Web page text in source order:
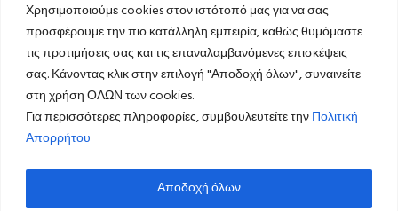
Χρησιμοποιούμε cookies στον ιστότοπό μας για να σας
προσφέρουμε την πιο κατάλληλη εμπειρία, καθώς θυμόμαστε
τις προτιμήσεις σας και τις επαναλαμβανόμενες επισκέψεις
σας. Κάνοντας κλικ στην επιλογή "Αποδοχή όλων", συναινείτε
στη χρήση ΟΛΩΝ των cookies.
Για περισσότερες πληροφορίες, συμβουλευτείτε τηνΠολιτική
Απορρήτου
Αποδοχή όλων